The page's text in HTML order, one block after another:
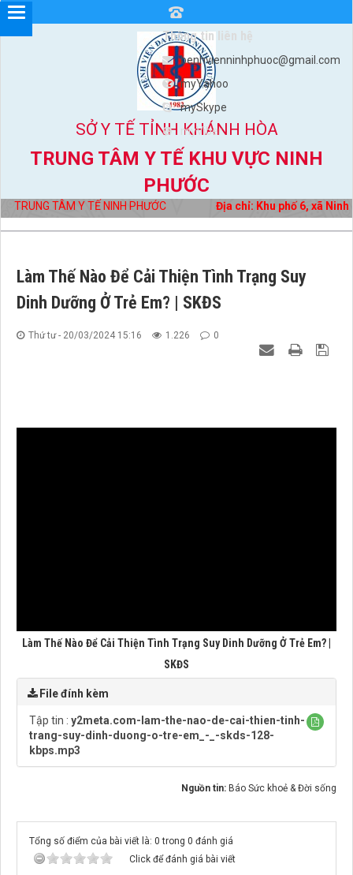
SỞ Y TẾ TỈNH KHÁNH HÒA
TRUNG TÂM Y TẾ KHU VỰC NINH
PHƯỚC
TRUNG TÂM Y TẾ NINH PHƯỚC Địa chỉ: Khu phố 6, xã Ninh
Thông tin liên hệ
benhvienninhphuoc@gmail.com
myYahoo
mySkype
myViber
Làm Thế Nào Để Cải Thiện Tình Trạng Suy
Dinh Dưỡng Ở Trẻ Em? | SKĐS
Thứ tư - 20/03/2024 15:16 1.226 0
Làm Thế Nào Để Cải Thiện Tình Trạng Suy Dinh Dưỡng Ở Trẻ Em? |
SKĐS
File đính kèm
Tập tin : y2meta.com-lam-the-nao-de-cai-thien-tinh-
trang-suy-dinh-duong-o-tre-em_-_-skds-128-
kbps.mp3
Nguồn tin: Báo Sức khoẻ & Đời sống
Tổng số điểm của bài viết là: 0 trong 0 đánh giá
Click để đánh giá bài viết